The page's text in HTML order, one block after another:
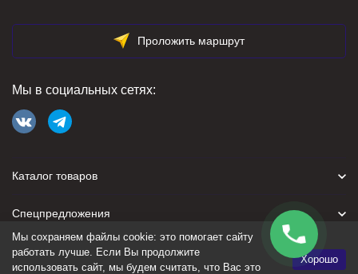
Проложить маршрут
Мы в социальных сетях:
Каталог товаров
Спецпредложения
Для покупателя
Мы сохраняем файлы cookie: это помогает сайту
работать лучше. Если Вы продолжите
использовать сайт, мы будем считать, что Вас это
Хорошо